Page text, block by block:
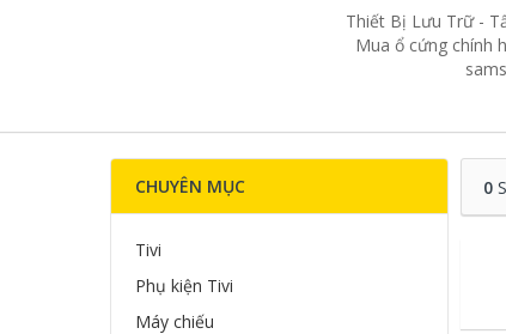
Thiết Bị Lưu Trữ -
Mua ổ cứng chính
CHUYÊN MỤC
Tivi
Phụ kiện Tivi
Máy chiếu
0